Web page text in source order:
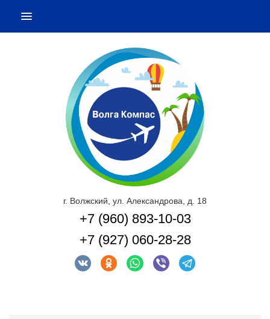
г. Волжский, ул. Александрова, д. 18
+7 (960) 893-10-03
+7 (927) 060-28-28